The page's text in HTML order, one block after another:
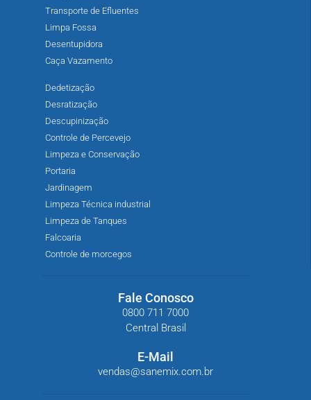
Transporte de Efluentes
Limpa Fossa
Desentupidora
Caça Vazamento
Dedetização
Desratização
Descupinização
Controle de Percevejo
Limpeza e Conservação
Portaria
Jardinagem
Limpeza Técnica industrial
Limpeza de Tanques
Falcoaria
Controle de morcegos
Fale Conosco
0800 711 7000
Central Brasil
E-Mail
vendas@sanemix.com.br